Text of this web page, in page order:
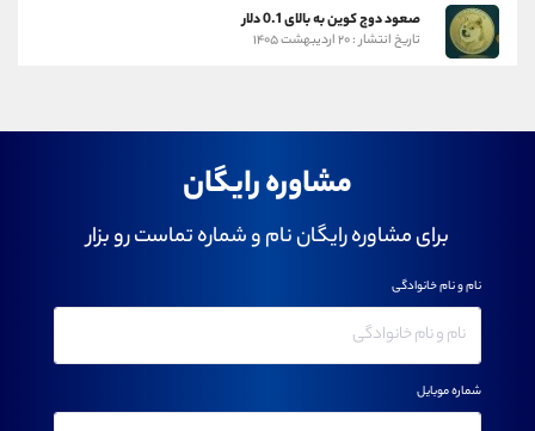
صعود دوج کوین به بالای 0.1 دلار
تاریخ انتشار : ۲۰ اردیبهشت ۱۴۰۵
مشاوره رایگان
برای مشاوره رایگان نام و شماره تماست رو بزار
نام و نام خانوادگی
شماره موبایل